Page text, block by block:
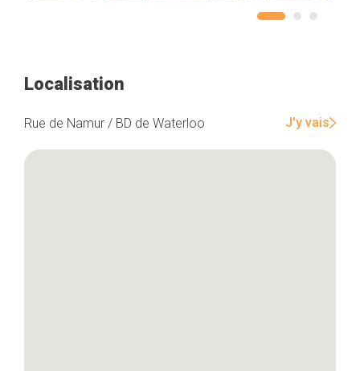
Accueil
Localisation
Rue de Namur / BD de Waterloo J'y vais